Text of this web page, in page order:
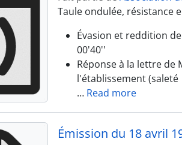
Taule ondulée, résistance
Évasion et reddition
00'40''
Réponse à la lettre de
l'établissement (saleté
… Read more
Émission du 18 avril